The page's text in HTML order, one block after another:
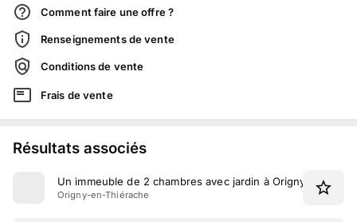
Comment faire une offre ?
Renseignements de vente
Conditions de vente
Frais de vente
Résultats associés
Un immeuble de 2 chambres avec jardin à Origny-en-
Origny-en-Thiérache